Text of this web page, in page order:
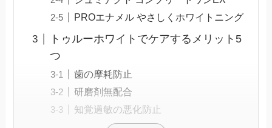
PROエナメル やさしくホワイトニング
トゥルーホワイトでケアするメリット5
つ
歯の摩耗防止
研磨剤無配合
知覚過敏の悪化防止